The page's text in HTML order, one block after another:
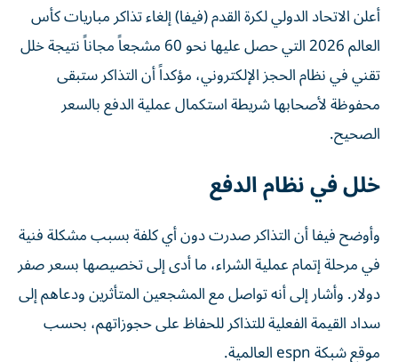
أعلن الاتحاد الدولي لكرة القدم (فيفا) إلغاء تذاكر مباريات كأس
العالم 2026 التي حصل عليها نحو 60 مشجعاً مجاناً نتيجة خلل
تقني في نظام الحجز الإلكتروني، مؤكداً أن التذاكر ستبقى
محفوظة لأصحابها شريطة استكمال عملية الدفع بالسعر
الصحيح.
خلل في نظام الدفع
وأوضح فيفا أن التذاكر صدرت دون أي كلفة بسبب مشكلة فنية
في مرحلة إتمام عملية الشراء، ما أدى إلى تخصيصها بسعر صفر
دولار. وأشار إلى أنه تواصل مع المشجعين المتأثرين ودعاهم إلى
سداد القيمة الفعلية للتذاكر للحفاظ على حجوزاتهم، بحسب
موقع شبكة espn العالمية.